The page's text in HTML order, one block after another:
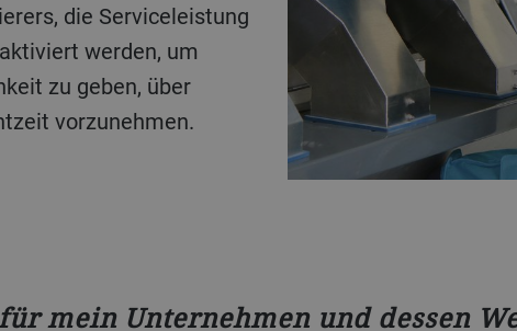
die Serviceleistung
werden, um
zu geben, über
vorzunehmen.
mein Unternehmen und dessen